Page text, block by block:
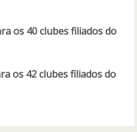
os 40 clubes filiados do
os 42 clubes filiados do